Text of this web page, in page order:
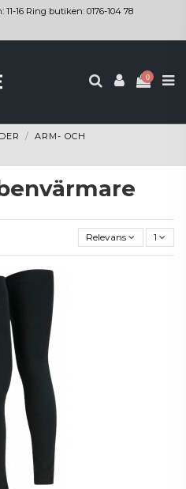
11-16 Ring butiken: 0176-104 78
0
ARM- OCH
Relevans 1